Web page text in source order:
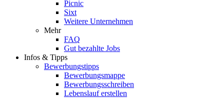
Picnic
Sixt
Weitere Unternehmen
Mehr
FAQ
Gut bezahlte Jobs
Infos & Tipps
Bewerbungstipps
Bewerbungsmappe
Bewerbungsschreiben
Lebenslauf erstellen